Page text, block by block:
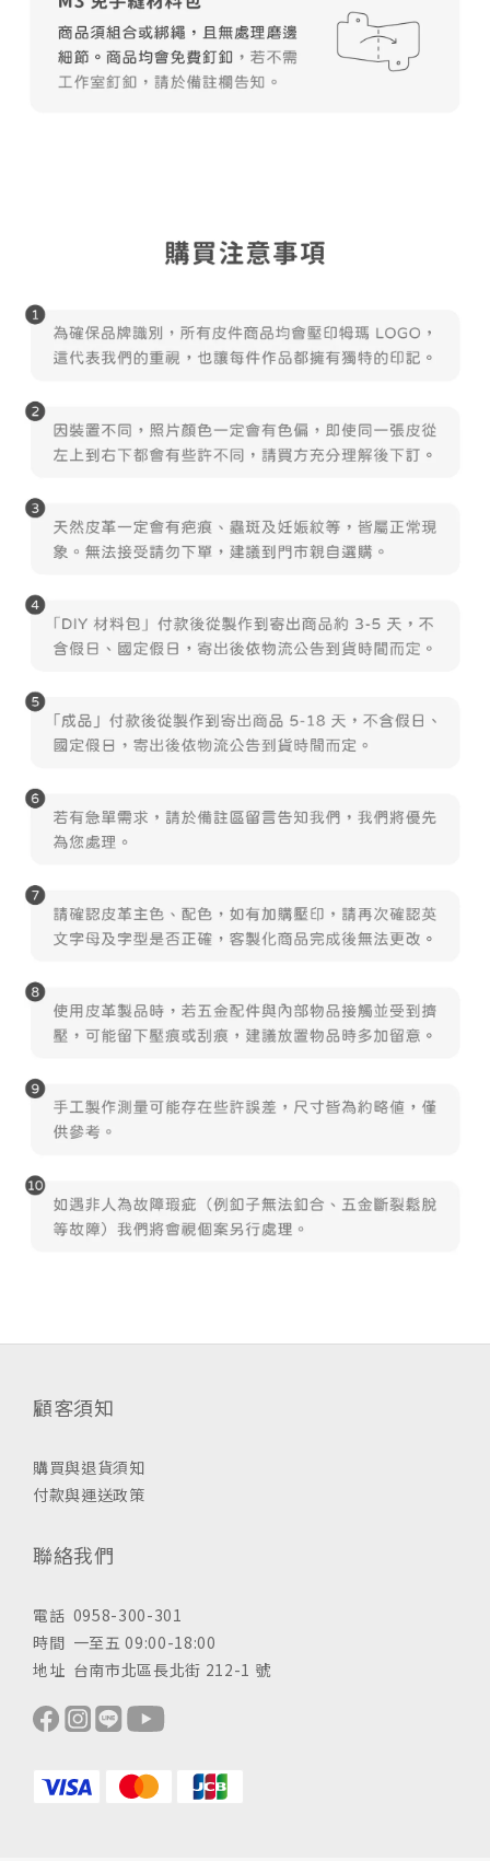
顧客須知
購買與退貨須知
付款與運送政策
聯絡我們
電話 0958-300-301
時間 一至五 09:00-18:00
地址 台南市北區長北街 212-1 號